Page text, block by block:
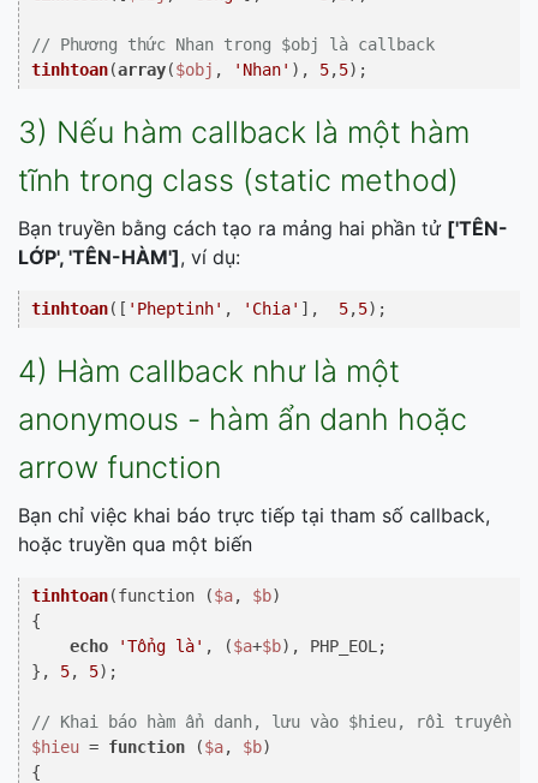
// Phương thức Nhan trong $obj là callback
tinhtoan(array($obj , 'Nhan' ), 5,5
3) Nếu hàm callback là một hàm
tĩnh trong class (static method)
Bạn truyền bằng cách tạo ra mảng hai phần tử ['TÊN-
LỚP', 'TÊN-HÀM'], ví dụ:
tinhtoan([ 'Pheptinh' , 'Chia' ], 5,5
4) Hàm callback như là một
anonymous - hàm ẩn danh hoặc
arrow function
Bạn chỉ việc khai báo trực tiếp tại tham số callback,
hoặc truyền qua một biến
tinhtoan(function ($a, $b)
{
echo
'Tổng là' , ($a+$b), PHP_EOL;
}, 5, 5);
// Khai báo hàm ẩn danh, lưu vào $hieu, rồi truyền
$hieu = function ($a, $b
{